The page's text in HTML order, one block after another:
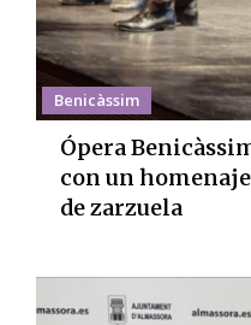
Benicàssim
Ópera
con un
de zarzuela